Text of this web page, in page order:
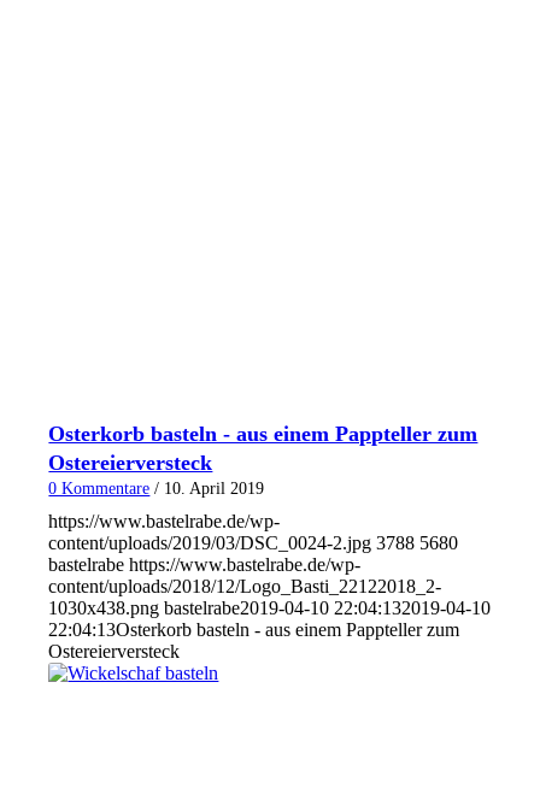
Osterkorb basteln - aus einem Pappteller zum
Ostereierversteck
0 Kommentare / 10. April 2019
https://www.bastelrabe.de/wp-
content/uploads/2019/03/DSC_0024-2.jpg 3788 5680
bastelrabe https://www.bastelrabe.de/wp-
content/uploads/2018/12/Logo_Basti_22122018_2-
1030x438.png bastelrabe2019-04-10 22:04:132019-04-10
22:04:13Osterkorb basteln - aus einem Pappteller zum
Ostereierversteck